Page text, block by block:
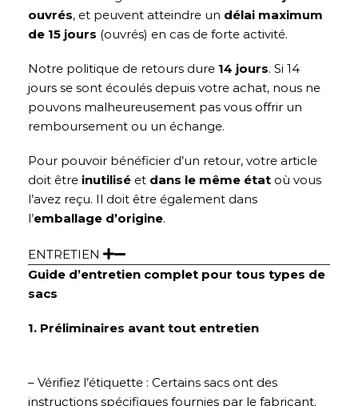
ouvrés, et peuvent atteindre un délai maximum
de 15 jours (ouvrés) en cas de forte activité.
Notre politique de retours dure 14 jours. Si 14
jours se sont écoulés depuis votre achat, nous ne
pouvons malheureusement pas vous offrir un
remboursement ou un échange.
Pour pouvoir bénéficier d’un retour, votre article
doit être inutilisé et dans le même état où vous
l’avez reçu. Il doit être également dans
l’emballage d’origine.
ENTRETIEN
Guide d’entretien complet pour tous types de
sacs
1. Préliminaires avant tout entretien
– Vérifiez l’étiquette : Certains sacs ont des
instructions spécifiques fournies par le fabricant.